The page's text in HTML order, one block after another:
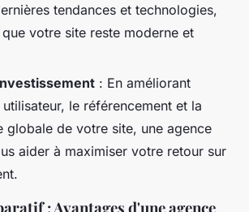
tendances et technologies,
votre site reste moderne et
: En améliorant
le référencement et la
globale de votre site, une agence
aider à maximiser votre retour sur
: Avantages d'une agence